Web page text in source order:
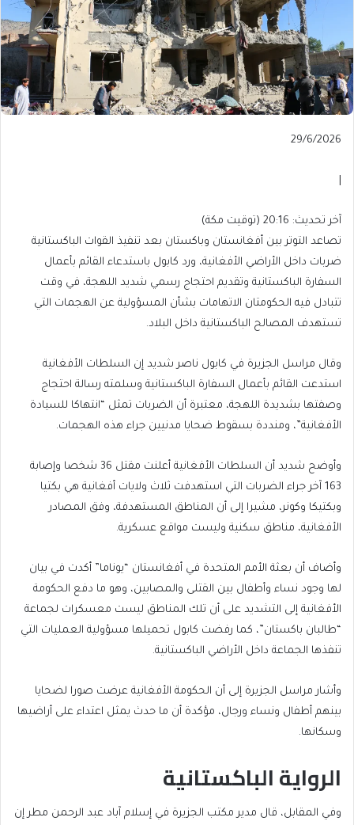
Published
29/6/2026
آخر
تحديث:
20:16
(توقيت
مكة)
آخر تحديث: 20:16 (توقيت مكة)
تصاعد التوتر بين أفغانستان وباكستان بعد تنفيذ القوات الباكستانية
ضربات داخل الأراضي الأفغانية، ورد كابول باستدعاء القائم بأعمال
السفارة الباكستانية وتقديم احتجاج رسمي شديد اللهجة، في وقت
تتبادل فيه الحكومتان الاتهامات بشأن المسؤولية عن الهجمات التي
تستهدف المصالح الباكستانية داخل البلاد.
وقال مراسل الجزيرة في كابول ناصر شديد إن السلطات الأفغانية
استدعت القائم بأعمال السفارة الباكستانية وسلمته رسالة احتجاج
وصفتها بشديدة اللهجة، معتبرة أن الضربات تمثل “انتهاكا للسيادة
الأفغانية”، ومنددة بسقوط ضحايا مدنيين جراء هذه الهجمات.
وأوضح شديد أن السلطات الأفغانية أعلنت مقتل 36 شخصا وإصابة
163 آخر جراء الضربات التي استهدفت ثلاث ولايات أفغانية هي بكتيا
وبكتيكا وكونر، مشيرا إلى أن المناطق المستهدفة، وفق المصادر
الأفغانية، مناطق سكنية وليست مواقع عسكرية.
وأضاف أن بعثة الأمم المتحدة في أفغانستان “يوناما” أكدت في بيان
لها وجود نساء وأطفال بين القتلى والمصابين، وهو ما دفع الحكومة
الأفغانية إلى التشديد على أن تلك المناطق ليست معسكرات لجماعة
“طالبان باكستان”، كما رفضت كابول تحميلها مسؤولية العمليات التي
تنفذها الجماعة داخل الأراضي الباكستانية.
وأشار مراسل الجزيرة إلى أن الحكومة الأفغانية عرضت صورا لضحايا
بينهم أطفال ونساء ورجال، مؤكدة أن ما حدث يمثل اعتداء على أراضيها
وسكانها.
الرواية الباكستانية
وفي المقابل، قال مدير مكتب الجزيرة في إسلام آباد عبد الرحمن مطر إن